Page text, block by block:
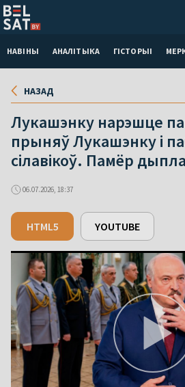
НАВІНЫ АНАЛІТЫКА ГІСТОРЫІ
НАЗАД
Лукашэнку нарэшце
прыняў Лукашэнку і
сілавікоў. Памёр
06.07.2026, 18:37
HTML5 YOUTUBE